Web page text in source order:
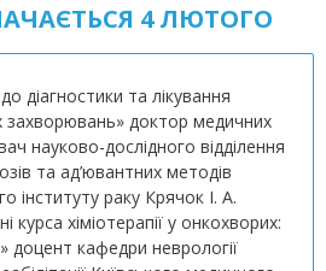
4 ЛЮТОГО
діагностики та лікування
захворювань» доктор медичних
науково-дослідного відділення
та ад’ювантних методів
інституту раку Крячок І. А.
курса хіміотерапії у онкохворих:
доцент кафедри неврології